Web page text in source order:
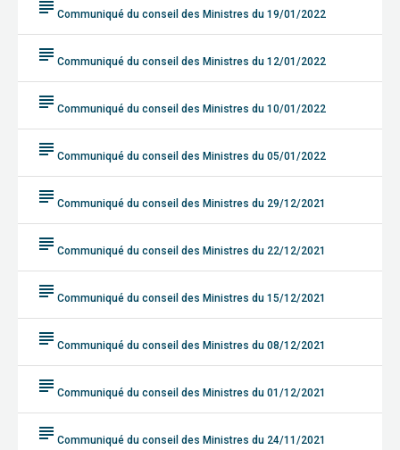
subject Communiqué du conseil des Ministres du 19/01/2022
subject Communiqué du conseil des Ministres du 12/01/2022
subject Communiqué du conseil des Ministres du 10/01/2022
subject Communiqué du conseil des Ministres du 05/01/2022
subject Communiqué du conseil des Ministres du 29/12/2021
subject Communiqué du conseil des Ministres du 22/12/2021
subject Communiqué du conseil des Ministres du 15/12/2021
subject Communiqué du conseil des Ministres du 08/12/2021
subject Communiqué du conseil des Ministres du 01/12/2021
subject Communiqué du conseil des Ministres du 24/11/2021